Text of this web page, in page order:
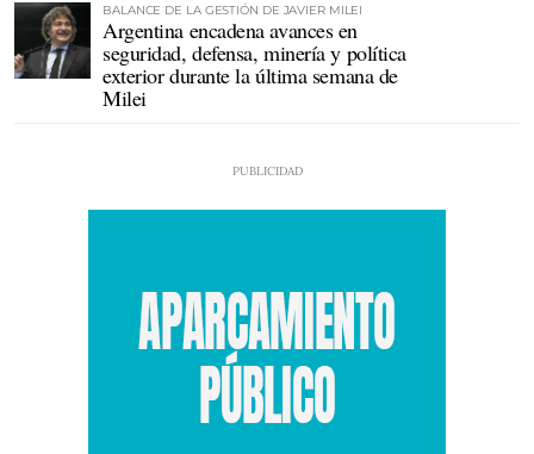
BALANCE DE LA GESTIÓN DE JAVIER MILEI
Argentina encadena avances en
seguridad, defensa, minería y política
exterior durante la última semana de
Milei